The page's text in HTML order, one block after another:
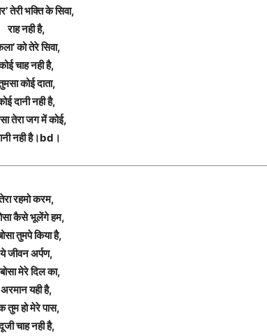
तेरी भक्ति के सिवा,
राह नही है,
को तेरे सिवा,
चाह नही है,
कोई दाता,
दानी नही है,
तेरा जग में कोई,
नही है।bd।
रहमो करम,
कैसे भूलेंगे हम,
तुमपे किया है,
ये जीवन अर्पण,
मेरे दिल का,
अरमान यही है,
तुम हो मेरे पास,
चाह नही है,